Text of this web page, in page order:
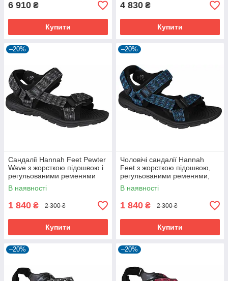
6 910 ₴
Купити
4 830 ₴
Купити
–20%
Сандалії Hannah Feet Pewter
Wave з жорсткою підошвою і
регульованими ременями
для активного відпочинку.
В наявності
1 840 ₴ 2 300 ₴
Купити
–20%
Чоловічі сандалії Hannah
Feet з жорсткою підошвою,
регульованими ременями,
сині
В наявності
1 840 ₴ 2 300 ₴
Купити
–20% –20%